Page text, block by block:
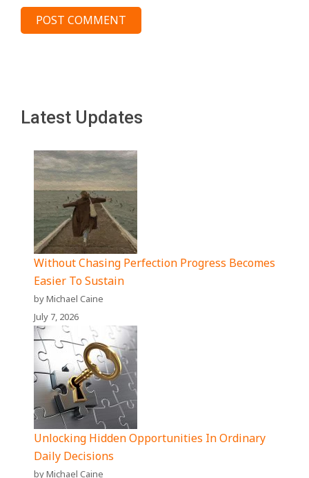
Latest Updates
Without Chasing Perfection Progress Becomes
Easier To Sustain
by Michael Caine
July 7, 2026
Unlocking Hidden Opportunities In Ordinary
Daily Decisions
by Michael Caine